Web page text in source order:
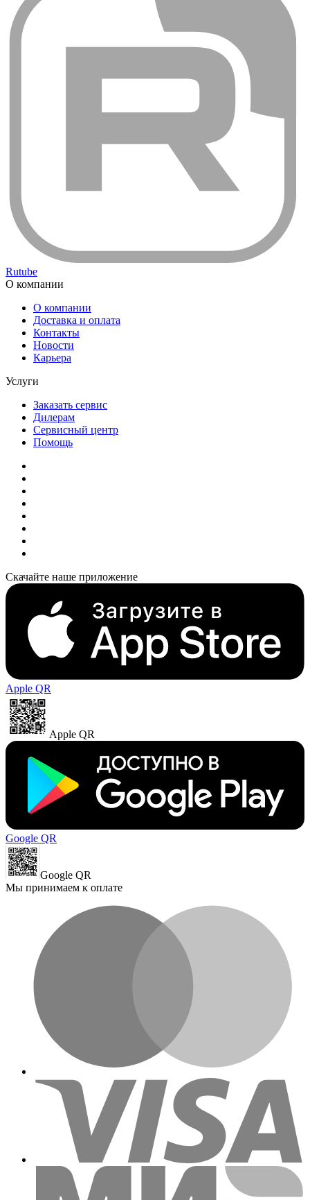
Rutube
О компании
О компании
Доставка и оплата
Контакты
Новости
Карьера
Услуги
Заказать сервис
Дилерам
Сервисный центр
Помощь
Скачайте наше приложение
Apple QR
Apple QR
Google QR
Google QR
Мы принимаем к оплате